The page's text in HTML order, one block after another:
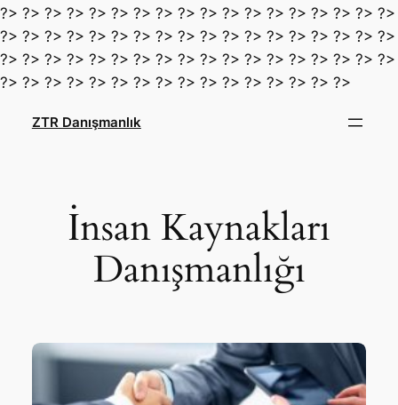
?> ?> ?> ?> ?> ?> ?> ?> ?> ?> ?> ?> ?> ?> ?> ?> ?> ?>
?> ?> ?> ?> ?> ?> ?> ?> ?> ?> ?> ?> ?> ?> ?> ?> ?> ?>
?> ?> ?> ?> ?> ?> ?> ?> ?> ?> ?> ?> ?> ?> ?> ?> ?> ?>
?> ?> ?> ?> ?> ?> ?> ?> ?> ?> ?> ?> ?> ?> ?> ?>
ZTR Danışmanlık
İnsan Kaynakları
Danışmanlığı